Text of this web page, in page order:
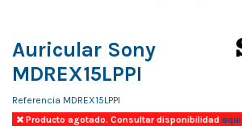
Auricular Sony
MDREX15LPPI
Referencia MDREX15LPPI
Producto agotado. Consultar disponibilidadaqui